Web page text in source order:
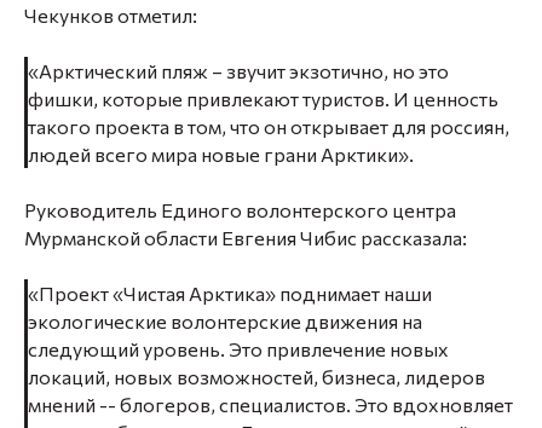
Чекунков отметил:
«Арктический пляж – звучит экзотично, но это
фишки, которые привлекают туристов. И ценность
такого проекта в том, что он открывает для россиян,
людей всего мира новые грани Арктики».
Руководитель Единого волонтерского центра
Мурманской области Евгения Чибис рассказала:
«Проект «Чистая Арктика» поднимает наши
экологические волонтерские движения на
следующий уровень. Это привлечение новых
локаций, новых возможностей, бизнеса, лидеров
мнений -- блогеров, специалистов. Это вдохновляет